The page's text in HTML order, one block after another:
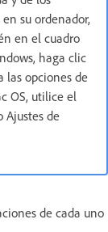
su ordenador,
en el cuadro
haga clic
las opciones de
OS, utilice el
Ajustes de
de cada uno